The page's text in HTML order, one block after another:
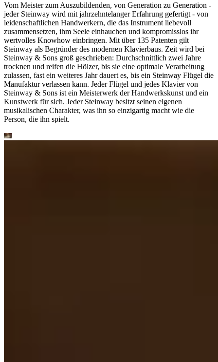
Vom Meister zum Auszubildenden, von Generation zu Generation -
jeder Steinway wird mit jahrzehntelanger Erfahrung gefertigt - von
leidenschaftlichen Handwerkern, die das Instrument liebevoll
zusammensetzen, ihm Seele einhauchen und kompromisslos ihr
wertvolles Knowhow einbringen. Mit über 135 Patenten gilt
Steinway als Begründer des modernen Klavierbaus. Zeit wird bei
Steinway ⁠&⁠ Sons groß geschrieben: Durchschnittlich zwei Jahre
trocknen und reifen die Hölzer, bis sie eine optimale Verarbeitung
zulassen, fast ein weiteres Jahr dauert es, bis ein Steinway Flügel die
Manufaktur verlassen kann. Jeder Flügel und jedes Klavier von
Steinway ⁠&⁠ Sons ist ein Meisterwerk der Handwerkskunst und ein
Kunstwerk für sich. Jeder Steinway besitzt seinen eigenen
musikalischen Charakter, was ihn so einzigartig macht wie die
Person, die ihn spielt.